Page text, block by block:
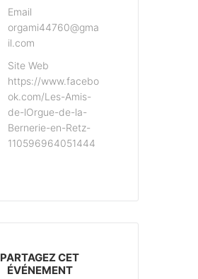
Email
orgami44760@gma
il.com
Site Web
https://www.facebo
ok.com/Les-Amis-
de-lOrgue-de-la-
Bernerie-en-Retz-
110596964051444
PARTAGEZ CET
ÉVÉNEMENT